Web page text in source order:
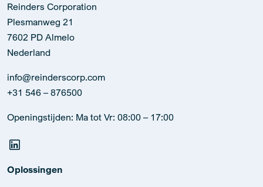
Reinders Corporation
Plesmanweg 21
7602 PD Almelo
Nederland
info@reinderscorp.com
+31 546 – 876500
Openingstijden: Ma tot Vr: 08:00 – 17:00
Oplossingen